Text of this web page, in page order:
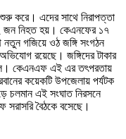
করে। এদের সাথে নিরাপত্তা
২২ জন নিহত হয়। কেএনফের ১৭
গজিয়ে ওঠ জঙ্গি সংগঠন
রয়েছে। জঙ্গিদের টাকার
কেএনএফ এই এর তৎপরতায়
কয়েকটি উপজেলায় পর্যটক
চলমান এই সংঘাত নিরসনে
সরাসরি বৈঠকে বসেছে।